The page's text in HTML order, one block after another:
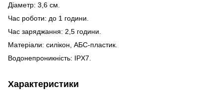
Діаметр: 3,6 см.
Час роботи: до 1 години.
Час заряджання: 2,5 години.
Матеріали: силікон, АБС-пластик.
Водонепроникність: IPX7.
Характеристики